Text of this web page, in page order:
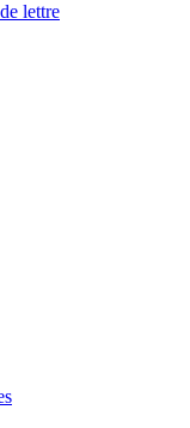
lettre